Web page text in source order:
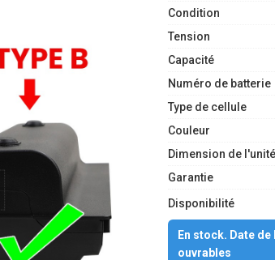
Condition
Tension
Capacité
Numéro de batterie
Type de cellule
Couleur
Dimension de l'unité
Garantie
Disponibilité
En stock. Date
ouvrables